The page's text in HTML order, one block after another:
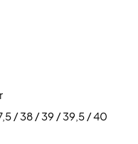
/ 38 / 39 / 39,5 / 40